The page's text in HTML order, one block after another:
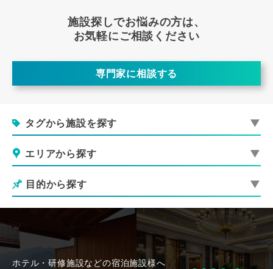
施設探しでお悩みの方は、
お気軽にご相談ください
専門家に相談する
タグから施設を探す
エリアから探す
目的から探す
ホテル・研修施設などの宿泊施設様へ